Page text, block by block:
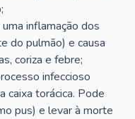
inflamação dos
do pulmão) e causa
coriza e febre;
infeccioso
caixa torácica. Pode
pus) e levar à morte